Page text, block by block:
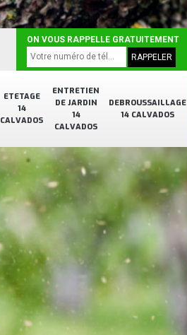
ETETAGE
14
CALVADOS
ENTRETIEN
DE JARDIN
14
CALVADOS
DEBROUSSAILLAGE
14 CALVADOS
ON VOUS RAPPELLE GRATUITEMENT